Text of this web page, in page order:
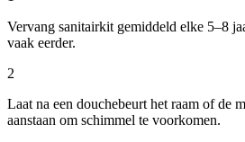
Vervang sanitairkit gemiddeld elke 5–8
vaak eerder.
2
Laat na een douchebeurt het raam of de
aanstaan om schimmel te voorkomen.